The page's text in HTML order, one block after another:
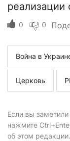
реализации
0 0
Война в
Церковь
Если вы
нажмите
об этом редакции.